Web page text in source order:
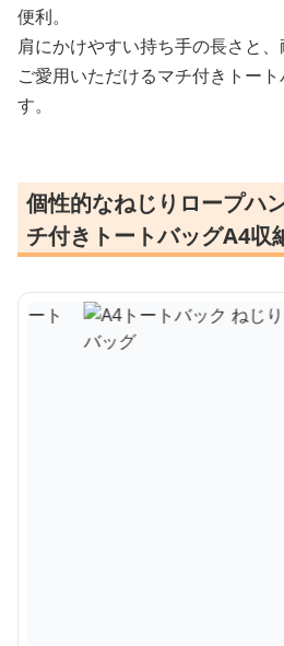
便利。
肩にかけやすい持ち手の長さと
ご愛用いただけるマチ付きトー
す。
個性的なねじりロープハ
チ付きトートバッグA4収